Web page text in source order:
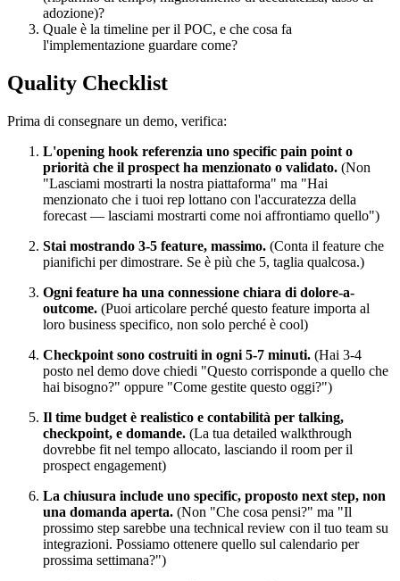
adozione)?
Quale è la timeline per il POC, e che cosa fa
l'implementazione guardare come?
Quality Checklist
Prima di consegnare un demo, verifica:
L'opening hook referenzia uno specific pain point o
priorità che il prospect ha menzionato o validato. (Non
"Lasciami mostrarti la nostra piattaforma" ma "Hai
menzionato che i tuoi rep lottano con l'accuratezza della
forecast — lasciami mostrarti come noi affrontiamo quello")
Stai mostrando 3-5 feature, massimo. (Conta il feature che
pianifichi per dimostrare. Se è più che 5, taglia qualcosa.)
Ogni feature ha una connessione chiara di dolore-a-
outcome. (Puoi articolare perché questo feature importa al
loro business specifico, non solo perché è cool)
Checkpoint sono costruiti in ogni 5-7 minuti. (Hai 3-4
posto nel demo dove chiedi "Questo corrisponde a quello che
hai bisogno?" oppure "Come gestite questo oggi?")
Il time budget è realistico e contabilità per talking,
checkpoint, e domande. (La tua detailed walkthrough
dovrebbe fit nel tempo allocato, lasciando il room per il
prospect engagement)
La chiusura include uno specific, proposto next step, non
una domanda aperta. (Non "Che cosa pensi?" ma "Il
prossimo step sarebbe una technical review con il tuo team su
integrazioni. Possiamo ottenere quello sul calendario per
prossima settimana?")